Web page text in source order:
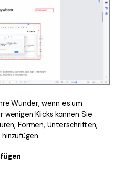
Wunder, wenn es um
Klicks können Sie
Formen, Unterschriften,